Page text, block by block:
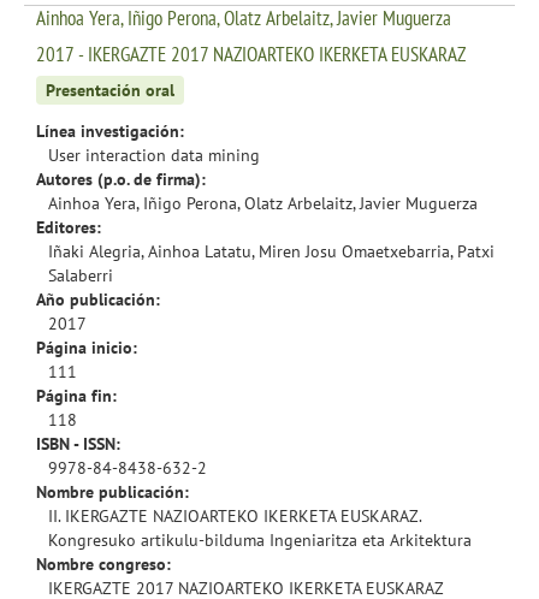
Ainhoa Yera, Iñigo Perona, Olatz Arbelaitz, Javier Muguerza
2017 - IKERGAZTE 2017 NAZIOARTEKO IKERKETA EUSKARAZ
Presentación oral
Línea investigación:
User interaction data mining
Autores (p.o. de firma):
Ainhoa Yera, Iñigo Perona, Olatz Arbelaitz, Javier Muguerza
Editores:
Iñaki Alegria, Ainhoa Latatu, Miren Josu Omaetxebarria, Patxi
Salaberri
Año publicación:
2017
Página inicio:
111
Página fin:
118
ISBN - ISSN:
9978-84-8438-632-2
Nombre publicación:
II. IKERGAZTE NAZIOARTEKO IKERKETA EUSKARAZ.
Kongresuko artikulu-bilduma Ingeniaritza eta Arkitektura
Nombre congreso:
IKERGAZTE 2017 NAZIOARTEKO IKERKETA EUSKARAZ